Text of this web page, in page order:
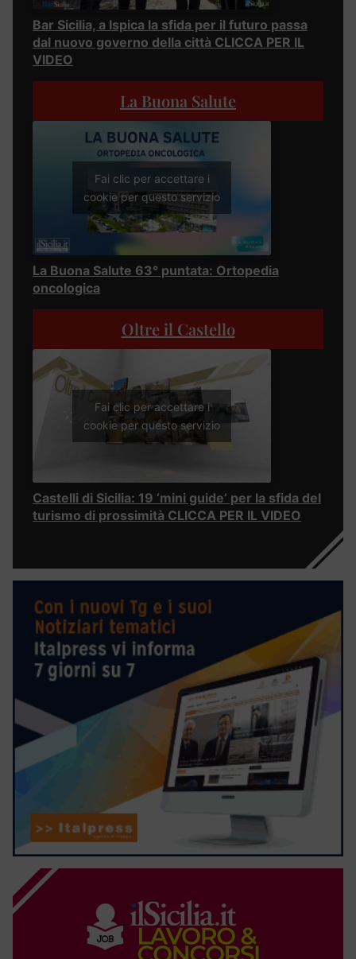
Bar Sicilia, a Ispica la sfida per il futuro passa
dal nuovo governo della città CLICCA PER IL
VIDEO
La Buona Salute
Fai clic per accettare i
cookie per questo servizio
La Buona Salute 63° puntata: Ortopedia
oncologica
Oltre il Castello
Fai clic per accettare i
cookie per questo servizio
Castelli di Sicilia: 19 ‘mini guide’ per la sfida del
turismo di prossimità CLICCA PER IL VIDEO